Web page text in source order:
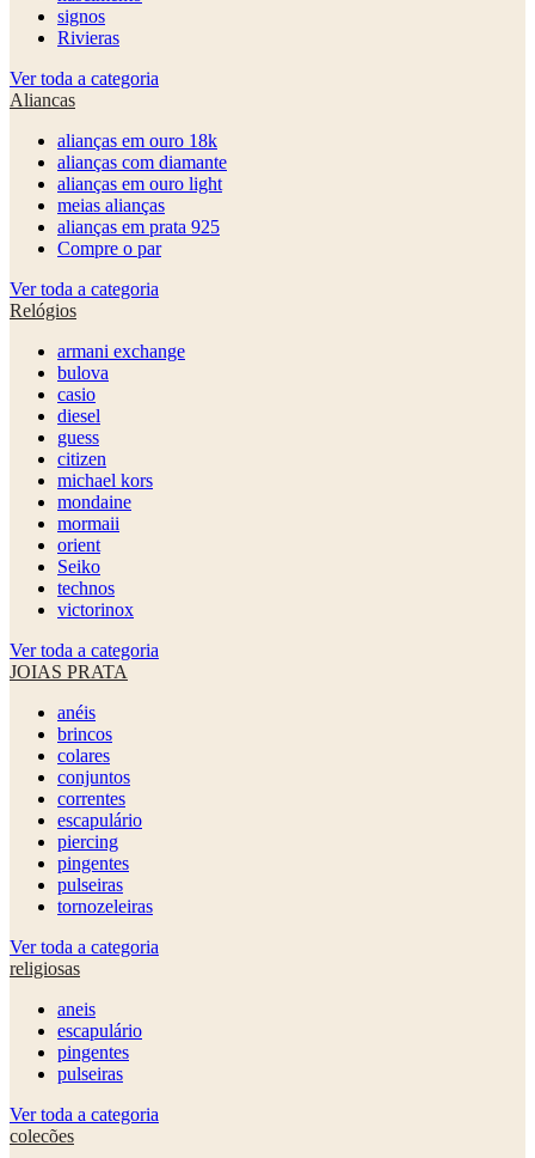
signos
Rivieras
Ver toda a categoria
Aliancas
alianças em ouro 18k
alianças com diamante
alianças em ouro light
meias alianças
alianças em prata 925
Compre o par
Ver toda a categoria
Relógios
armani exchange
bulova
casio
diesel
guess
citizen
michael kors
mondaine
mormaii
orient
Seiko
technos
victorinox
Ver toda a categoria
JOIAS PRATA
anéis
brincos
colares
conjuntos
correntes
escapulário
piercing
pingentes
pulseiras
tornozeleiras
Ver toda a categoria
religiosas
aneis
escapulário
pingentes
pulseiras
Ver toda a categoria
colecões